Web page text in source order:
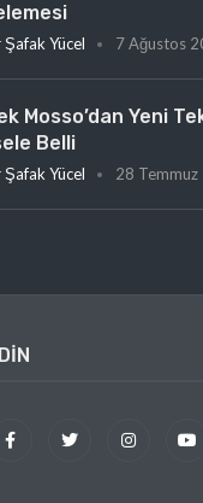
Yücel 7 Ağustos
Mosso’dan Yeni
Belli
Yücel 28